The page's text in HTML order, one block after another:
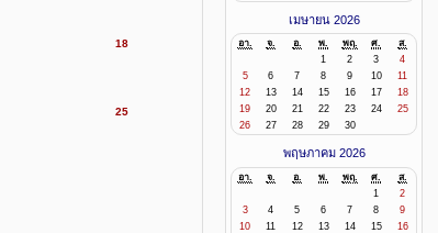
18
25
เมษายน 2026
อา. จ. อ. พ. พฤ. ศ.
ส.
1
2 3
4
5
6 7 8 9 10
11
12
13 14 15 16 17
18
19
20 21 22 23 24
25
26
27 28 29 30
พฤษภาคม 2026
อา. จ. อ. พ. พฤ. ศ.
ส.
1
2
3
4 5 6 7 8
9
10
11 12 13 14 15
16